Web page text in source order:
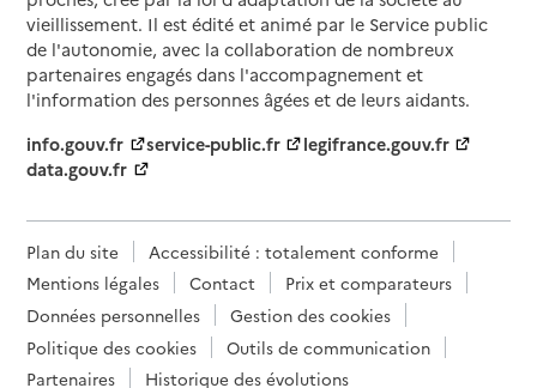
vieillissement. Il est édité et animé par le Service public
de l'autonomie, avec la collaboration de nombreux
partenaires engagés dans l'accompagnement et
l'information des personnes âgées et de leurs aidants.
info.gouv.fr
service-public.fr
legifrance.gouv.fr
data.gouv.fr
Plan du site
Accessibilité : totalement conforme
Mentions légales
Contact
Prix et comparateurs
Données personnelles
Gestion des cookies
Politique des cookies
Outils de communication
Partenaires
Historique des évolutions